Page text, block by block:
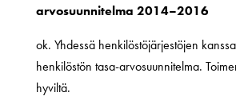
arvosuunnitelma 2014–2016
ok. Yhdessä henkilöstöjärjestöjen
henkilöstön tasa-arvosuunnitelma.
hyviltä.